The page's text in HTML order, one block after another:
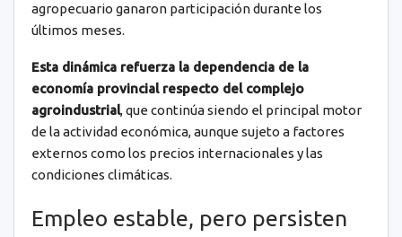
agropecuario ganaron participación durante los
últimos meses.
Esta dinámica refuerza la dependencia de la
economía provincial respecto del complejo
agroindustrial, que continúa siendo el principal motor
de la actividad económica, aunque sujeto a factores
externos como los precios internacionales y las
condiciones climáticas.
Empleo estable, pero persisten